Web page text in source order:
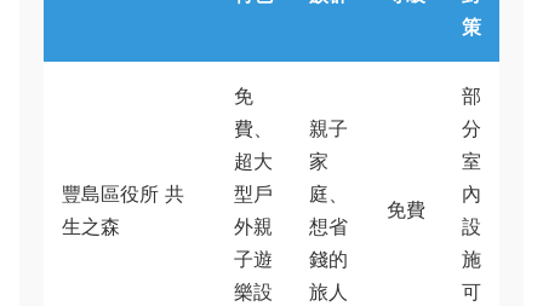
策
豐島區役所 共
生之森
免
費、
超大
型戶
外親
子遊
樂設
親子
家
庭、
想省
錢的
旅人
免費
部
分
室
內
設
施
可